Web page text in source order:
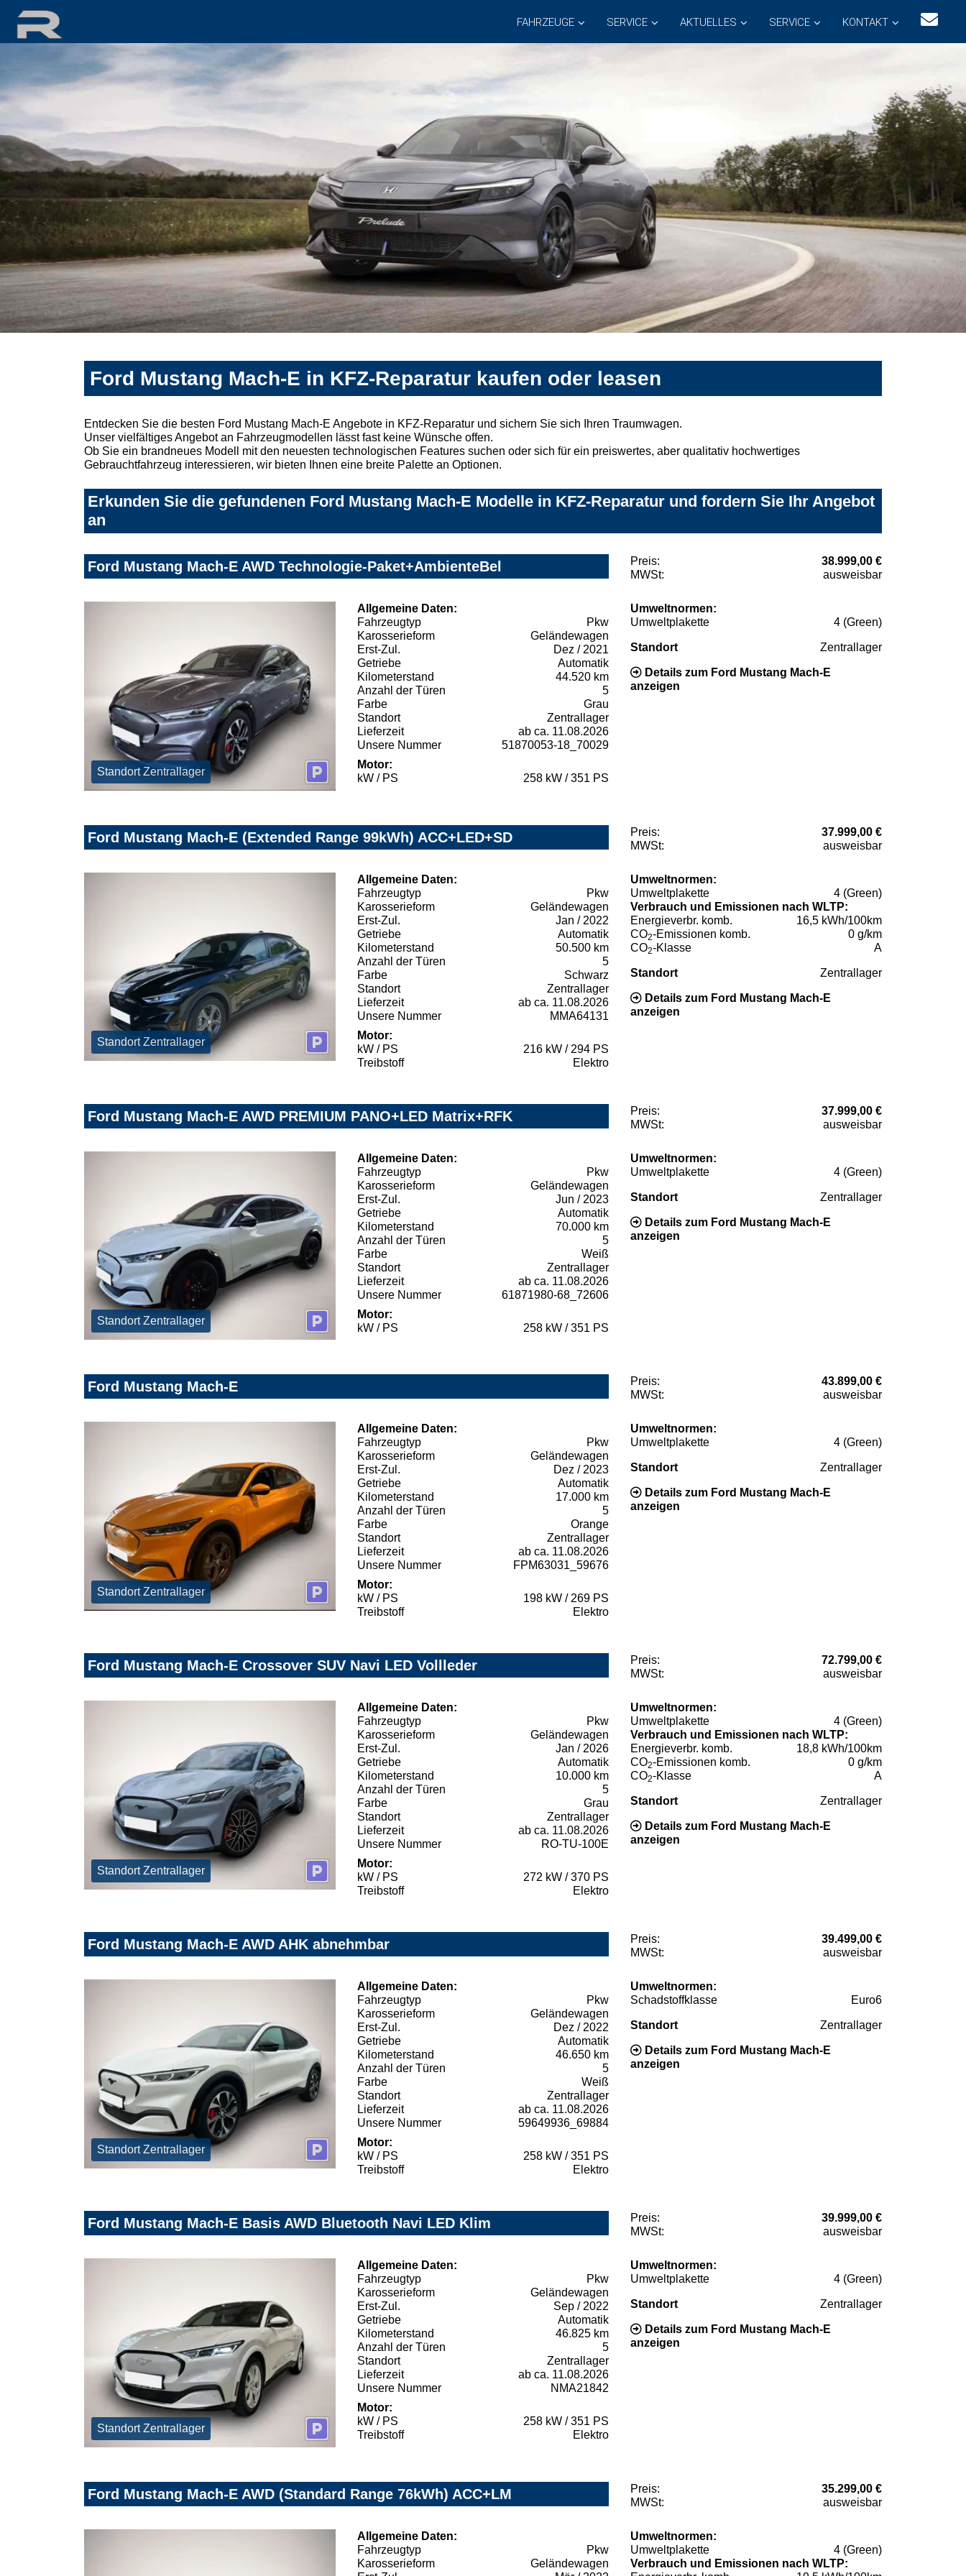
FAHRZEUGE SERVICE AKTUELLES SERVICE KONTAKT
Ford Mustang Mach-E in KFZ-Reparatur kaufen oder leasen
Entdecken Sie die besten Ford Mustang Mach-E Angebote in KFZ-Reparatur und sichern Sie sich Ihren Traumwagen.
Unser vielfältiges Angebot an Fahrzeugmodellen lässt fast keine Wünsche offen.
Ob Sie ein brandneues Modell mit den neuesten technologischen Features suchen oder sich für ein preiswertes, aber qualitativ hochwertiges
Gebrauchtfahrzeug interessieren, wir bieten Ihnen eine breite Palette an Optionen.
Erkunden Sie die gefundenen Ford Mustang Mach-E Modelle in KFZ-Reparatur und fordern Sie Ihr Angebot
an
Ford Mustang Mach-E AWD Technologie-Paket+AmbienteBel Preis:
38.999,00 €
MWSt:
ausweisbar
Standort Zentrallager
Allgemeine Daten:
Fahrzeugtyp
Pkw
Karosserieform
Geländewagen
Erst-Zul.
Dez / 2021
Getriebe
Automatik
Kilometerstand
44.520 km
Anzahl der Türen
5
Farbe
Grau
Standort
Zentrallager
Lieferzeit
ab ca. 11.08.2026
Unsere Nummer
51870053-18_70029
Motor:
kW / PS
258 kW / 351 PS
Umweltnormen:
Umweltplakette
4 (Green)
Standort Zentrallager
Details zum Ford Mustang Mach-E
anzeigen
Ford Mustang Mach-E (Extended Range 99kWh) ACC+LED+SD Preis:
37.999,00 €
MWSt:
ausweisbar
Standort Zentrallager
Allgemeine Daten:
Fahrzeugtyp
Pkw
Karosserieform
Geländewagen
Erst-Zul.
Jan / 2022
Getriebe
Automatik
Kilometerstand
50.500 km
Anzahl der Türen
5
Farbe
Schwarz
Standort
Zentrallager
Lieferzeit
ab ca. 11.08.2026
Unsere Nummer
MMA64131
Motor:
kW / PS
216 kW / 294 PS
Treibstoff
Elektro
Umweltnormen:
Umweltplakette
4 (Green)
Verbrauch und Emissionen nach WLTP:
Energieverbr. komb.
16,5 kWh/100km
CO2-Emissionen komb.
0 g/km
CO2-Klasse A
Standort Zentrallager
Details zum Ford Mustang Mach-E
anzeigen
Ford Mustang Mach-E AWD PREMIUM PANO+LED Matrix+RFK Preis:
37.999,00 €
MWSt:
ausweisbar
Standort Zentrallager
Allgemeine Daten:
Fahrzeugtyp
Pkw
Karosserieform
Geländewagen
Erst-Zul.
Jun / 2023
Getriebe
Automatik
Kilometerstand
70.000 km
Anzahl der Türen
5
Farbe
Weiß
Standort
Zentrallager
Lieferzeit
ab ca. 11.08.2026
Unsere Nummer
61871980-68_72606
Motor:
kW / PS
258 kW / 351 PS
Umweltnormen:
Umweltplakette
4 (Green)
Standort Zentrallager
Details zum Ford Mustang Mach-E
anzeigen
Ford Mustang Mach-E Preis:
43.899,00 €
MWSt:
ausweisbar
Standort Zentrallager
Allgemeine Daten:
Fahrzeugtyp
Pkw
Karosserieform
Geländewagen
Erst-Zul.
Dez / 2023
Getriebe
Automatik
Kilometerstand
17.000 km
Anzahl der Türen
5
Farbe
Orange
Standort
Zentrallager
Lieferzeit
ab ca. 11.08.2026
Unsere Nummer
FPM63031_59676
Motor:
kW / PS
198 kW / 269 PS
Treibstoff
Elektro
Umweltnormen:
Umweltplakette
4 (Green)
Standort Zentrallager
Details zum Ford Mustang Mach-E
anzeigen
Ford Mustang Mach-E Crossover SUV Navi LED Vollleder Preis:
72.799,00 €
MWSt:
ausweisbar
Standort Zentrallager
Allgemeine Daten:
Fahrzeugtyp
Pkw
Karosserieform
Geländewagen
Erst-Zul.
Jan / 2026
Getriebe
Automatik
Kilometerstand
10.000 km
Anzahl der Türen
5
Farbe
Grau
Standort
Zentrallager
Lieferzeit
ab ca. 11.08.2026
Unsere Nummer
RO-TU-100E
Motor:
kW / PS
272 kW / 370 PS
Treibstoff
Elektro
Umweltnormen:
Umweltplakette
4 (Green)
Verbrauch und Emissionen nach WLTP:
Energieverbr. komb.
18,8 kWh/100km
CO2-Emissionen komb.
0 g/km
CO2-Klasse A
Standort Zentrallager
Details zum Ford Mustang Mach-E
anzeigen
Ford Mustang Mach-E AWD AHK abnehmbar Preis:
39.499,00 €
MWSt:
ausweisbar
Standort Zentrallager
Allgemeine Daten:
Fahrzeugtyp
Pkw
Karosserieform
Geländewagen
Erst-Zul.
Dez / 2022
Getriebe
Automatik
Kilometerstand
46.650 km
Anzahl der Türen
5
Farbe
Weiß
Standort
Zentrallager
Lieferzeit
ab ca. 11.08.2026
Unsere Nummer
59649936_69884
Motor:
kW / PS
258 kW / 351 PS
Treibstoff
Elektro
Umweltnormen:
Schadstoffklasse
Euro6
Standort Zentrallager
Details zum Ford Mustang Mach-E
anzeigen
Ford Mustang Mach-E Basis AWD Bluetooth Navi LED Klim Preis:
39.999,00 €
MWSt:
ausweisbar
Standort Zentrallager
Allgemeine Daten:
Fahrzeugtyp
Pkw
Karosserieform
Geländewagen
Erst-Zul.
Sep / 2022
Getriebe
Automatik
Kilometerstand
46.825 km
Anzahl der Türen
5
Standort
Zentrallager
Lieferzeit
ab ca. 11.08.2026
Unsere Nummer
NMA21842
Motor:
kW / PS
258 kW / 351 PS
Treibstoff
Elektro
Umweltnormen:
Umweltplakette
4 (Green)
Standort Zentrallager
Details zum Ford Mustang Mach-E
anzeigen
Ford Mustang Mach-E AWD (Standard Range 76kWh) ACC+LM Preis:
35.299,00 €
MWSt:
ausweisbar
Allgemeine Daten:
Fahrzeugtyp
Pkw
Karosserieform
Geländewagen
Umweltnormen:
Umweltplakette
4 (Green)
Verbrauch und Emissionen nach WLTP: